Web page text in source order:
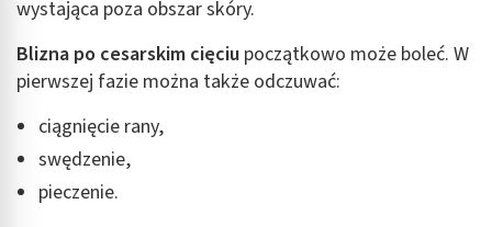
wystająca poza obszar skóry.
Blizna po cesarskim cięciu początkowo może boleć. W
pierwszej fazie można także odczuwać:
ciągnięcie rany,
swędzenie,
pieczenie.